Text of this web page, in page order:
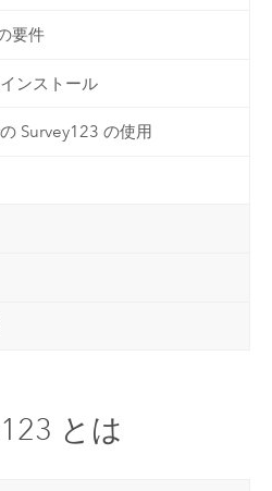
要件
ンストール
Survey123 の使用
とは